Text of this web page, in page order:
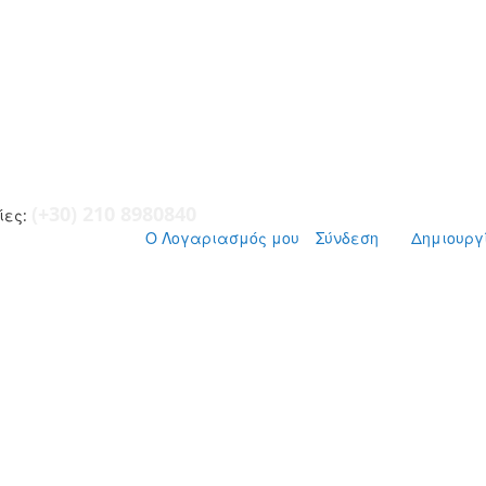
Ο Λογαριασμός μου Σύνδεση